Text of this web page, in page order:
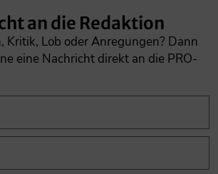
an die Redaktion
Kritik, Lob oder Anregungen? Dann
eine Nachricht direkt an die PRO-